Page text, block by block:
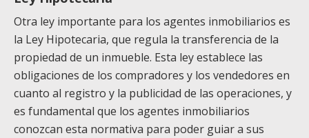
Otra ley importante para los agentes inmobiliarios es
la Ley Hipotecaria, que regula la transferencia de la
propiedad de un inmueble. Esta ley establece las
obligaciones de los compradores y los vendedores en
cuanto al registro y la publicidad de las operaciones, y
es fundamental que los agentes inmobiliarios
conozcan esta normativa para poder guiar a sus